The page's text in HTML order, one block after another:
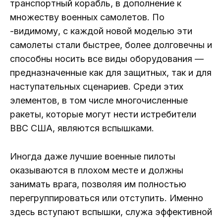
транспортный корабль, в дополнение к
множеству военных самолетов. По
-видимому, с каждой новой моделью эти
самолеты стали быстрее, более долговечны и
способны носить все виды оборудования —
предназначенные как для защитных, так и для
наступательных сценариев. Среди этих
элементов, в том числе многочисленные
ракеты, которые могут нести истребители
ВВС США, являются вспышками.
Иногда даже лучшие военные пилоты
оказываются в плохом месте и должны
занимать врага, позволяя им полностью
перегруппироваться или отступить. Именно
здесь вступают вспышки, служа эффективной